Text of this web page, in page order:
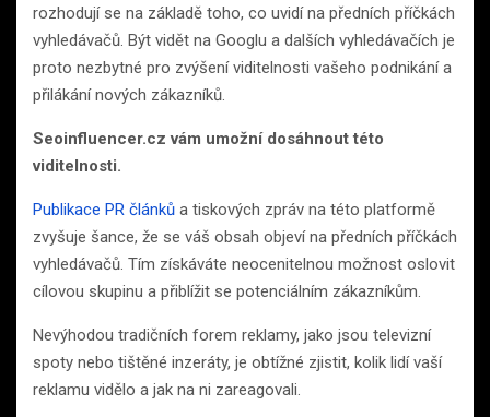
rozhodují se na základě toho, co uvidí na předních příčkách
vyhledávačů. Být vidět na Googlu a dalších vyhledávačích je
proto nezbytné pro zvýšení viditelnosti vašeho podnikání a
přilákání nových zákazníků.
Seoinfluencer.cz vám umožní dosáhnout této
viditelnosti.
Publikace PR článků a tiskových zpráv na této platformě
zvyšuje šance, že se váš obsah objeví na předních příčkách
vyhledávačů. Tím získáváte neocenitelnou možnost oslovit
cílovou skupinu a přiblížit se potenciálním zákazníkům.
Nevýhodou tradičních forem reklamy, jako jsou televizní
spoty nebo tištěné inzeráty, je obtížné zjistit, kolik lidí vaší
reklamu vidělo a jak na ni zareagovali.